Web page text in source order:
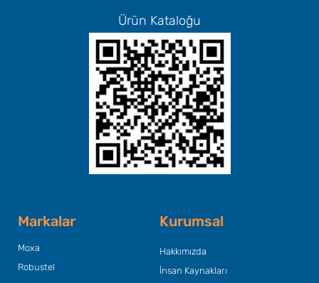
Ürün Kataloğu
Markalar
Moxa
Robustel
Kurumsal
Hakkımızda
İnsan Kaynakları